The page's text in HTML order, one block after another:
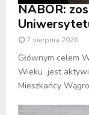
NABÓR:
7 sierpnia 2026
Głównym celem
Wieku jest
Mieszkańcy